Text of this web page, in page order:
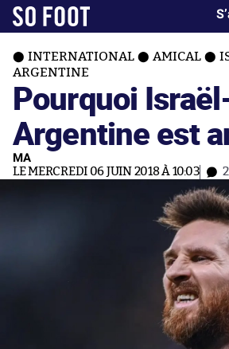
INTERNATIONAL AMICAL
ARGENTINE
Pourquoi
Argentine est
MA
LE MERCREDI 06 JUIN 2018 À 10:03